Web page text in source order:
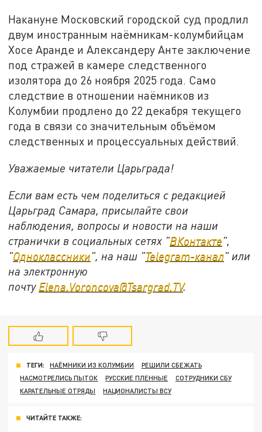
Накануне Московский городской суд продлил
двум иностранным наёмникам-колумбийцам
Хосе Аранде и Александеру Анте заключение
под стражей в камере следственного
изолятора до 26 ноября 2025 года. Само
следствие в отношении наёмников из
Колумбии продлено до 22 декабря текущего
года в связи со значительным объёмом
следственных и процессуальных действий.
Уважаемые читатели Царьграда!
Если вам есть чем поделиться с редакцией
Царьград Самара, присылайте свои
наблюдения, вопросы и новости на наши
странички в социальных сетях "ВКонтакте",
"Одноклассники", на наш "Telegram-канал" или
на электронную
почту Elena.Voroncova@Tsargrad.TV.
ТЕГИ: НАЁМНИКИ ИЗ КОЛУМБИИ
РЕШИЛИ СБЕЖАТЬ
НАСМОТРЕЛИСЬ ПЫТОК
РУССКИЕ ПЛЕННЫЕ
СОТРУДНИКИ СБУ
КАРАТЕЛЬНЫЕ ОТРЯДЫ
НАЦИОНАЛИСТЫ ВСУ
ЧИТАЙТЕ ТАКЖЕ: